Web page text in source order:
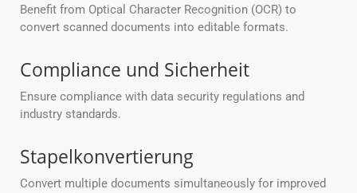
Benefit from Optical Character Recognition (OCR) to
convert scanned documents into editable formats.
Compliance und Sicherheit
Ensure compliance with data security regulations and
industry standards.
Stapelkonvertierung
Convert multiple documents simultaneously for improved